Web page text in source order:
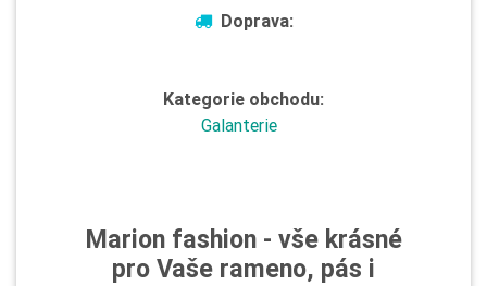
Doprava:
Kategorie obchodu:
Galanterie
Marion fashion - vše krásné
pro Vaše rameno, pás i